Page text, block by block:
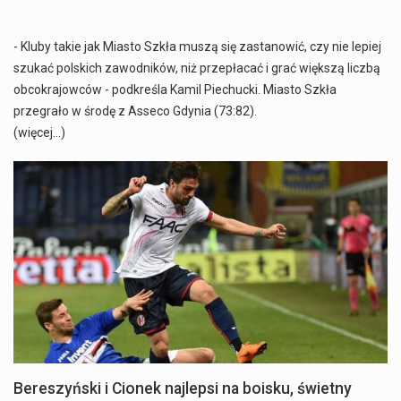
- Kluby takie jak Miasto Szkła muszą się zastanowić, czy nie lepiej
szukać polskich zawodników, niż przepłacać i grać większą liczbą
obcokrajowców - podkreśla Kamil Piechucki. Miasto Szkła
przegrało w środę z Asseco Gdynia (73:82).
(więcej…)
Bereszyński i Cionek najlepsi na boisku, świetny